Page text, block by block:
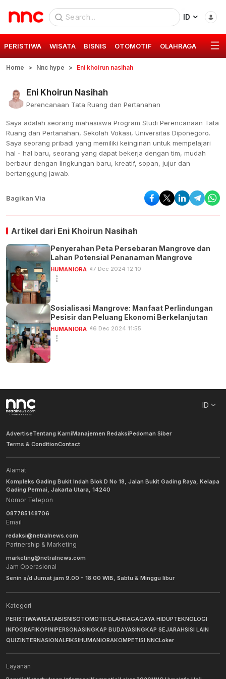
ID
PERISTIWA WISATA BISNIS OTOMOTIF OLAHRAGA GAYA
Home Nnc hype Eni khoirun nasihah
Eni Khoirun Nasihah
Perencanaan Tata Ruang dan Pertanahan
Saya adalah seorang mahasiswa Program Studi Perencanaan Tata
Ruang dan Pertanahan, Sekolah Vokasi, Universitas Diponegoro.
Saya seorang pribadi yang memiliki keinginan untuk mempelajari
hal - hal baru, seorang yang dapat bekerja dengan tim, mudah
berbaur dengan lingkungan baru, kreatif, sopan, jujur dan
bertanggung jawab.
Bagikan Via
Artikel dari Eni Khoirun Nasihah
Penyerahan Peta Persebaran Mangrove dan
Lahan Potensial Penanaman Mangrove
HUMANIORA 17 Dec 2024 12:10
Sosialisasi Mangrove: Manfaat Perlindungan
Pesisir dan Peluang Ekonomi Berkelanjutan
HUMANIORA 16 Dec 2024 11:55
ID
AdvertiseTentang KamiManajemen RedaksiPedoman Siber
Terms & ConditionContact
Alamat
Kompleks Gading Bukit Indah Blok D No 18, Jalan Bukit Gading Raya, Kelapa
Gading Permai, Jakarta Utara, 14240
Nomor Telepon
087785148706
Email
redaksi@netralnews.com
Partnership & Marketing
marketing@netralnews.com
Jam Operasional
Senin s/d Jumat jam 9.00 - 18.00 WIB, Sabtu & Minggu libur
Kategori
PERISTIWAWISATABISNISOTOMOTIFOLAHRAGAGAYA HIDUPTEKNOLOGI
INFOGRAFIKOPINIPERSONASINGKAP BUDAYASINGKAP SEJARAHSISI LAIN
QUIZINTERNASIONALFIKSIHUMANIORAKOMPETISI NNCLoker
Layanan